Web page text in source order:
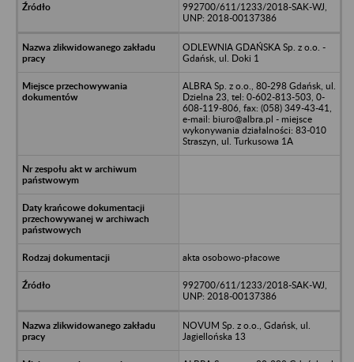
992700/611/1233/2018-SAK-WJ,
UNP: 2018-00137386
ODLEWNIA GDAŃSKA Sp. z o.o. -
Gdańsk, ul. Doki 1
ALBRA Sp. z o.o., 80-298 Gdańsk, ul.
Dzielna 23, tel: 0-602-813-503, 0-
608-119-806, fax: (058) 349-43-41,
e-mail: biuro@albra.pl - miejsce
wykonywania działalności: 83-010
Straszyn, ul. Turkusowa 1A
akta osobowo-płacowe
992700/611/1233/2018-SAK-WJ,
UNP: 2018-00137386
NOVUM Sp. z o.o., Gdańsk, ul.
Jagiellońska 13